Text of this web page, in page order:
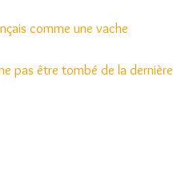
comme une vache
pas être tombé de la dernière